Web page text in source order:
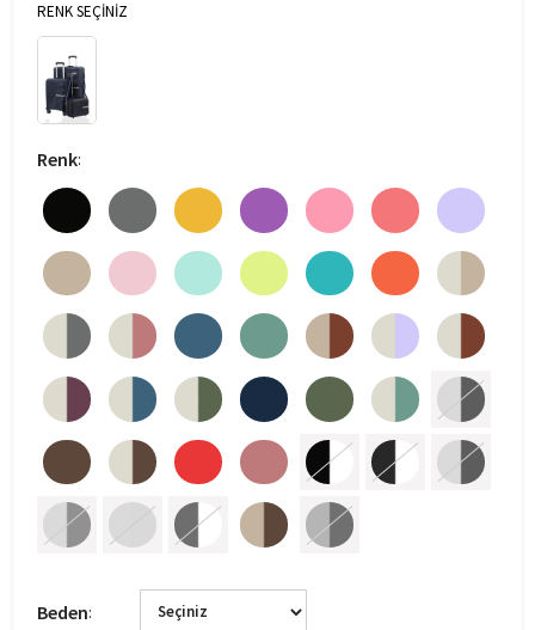
RENK SEÇİNİZ
Renk:
Beden: